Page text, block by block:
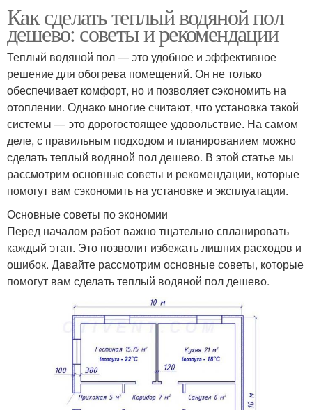
Как сделать теплый водяной пол
дешево: советы и рекомендации
Теплый водяной пол — это удобное и эффективное
решение для обогрева помещений. Он не только
обеспечивает комфорт, но и позволяет сэкономить на
отоплении. Однако многие считают, что установка такой
системы — это дорогостоящее удовольствие. На самом
деле, с правильным подходом и планированием можно
сделать теплый водяной пол дешево. В этой статье мы
рассмотрим основные советы и рекомендации, которые
помогут вам сэкономить на установке и эксплуатации.
Основные советы по экономии
Перед началом работ важно тщательно спланировать
каждый этап. Это позволит избежать лишних расходов и
ошибок. Давайте рассмотрим основные советы, которые
помогут вам сделать теплый водяной пол дешево.